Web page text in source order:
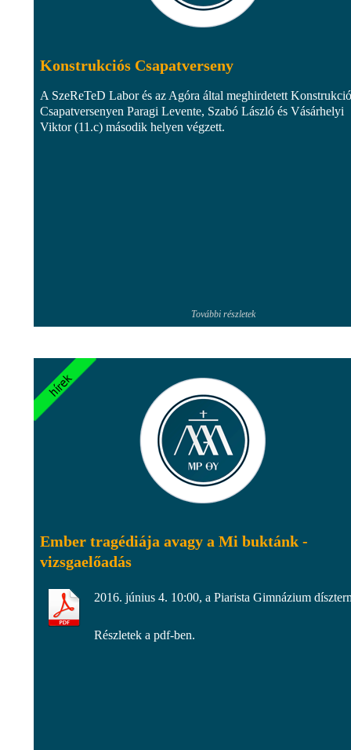
Konstrukciós Csapatverseny
A SzeReTeD Labor és az Agóra által meghirdetett
Csapatversenyen Paragi Levente, Szabó László és Vásárhelyi
Viktor (11.c) második helyen végzett.
További részletek
Ember tragédiája avagy a Mi buktánk -
vizsgaelőadás
2016. június 4. 10:00, a Piarista Gimnázium
Részletek a pdf-ben.